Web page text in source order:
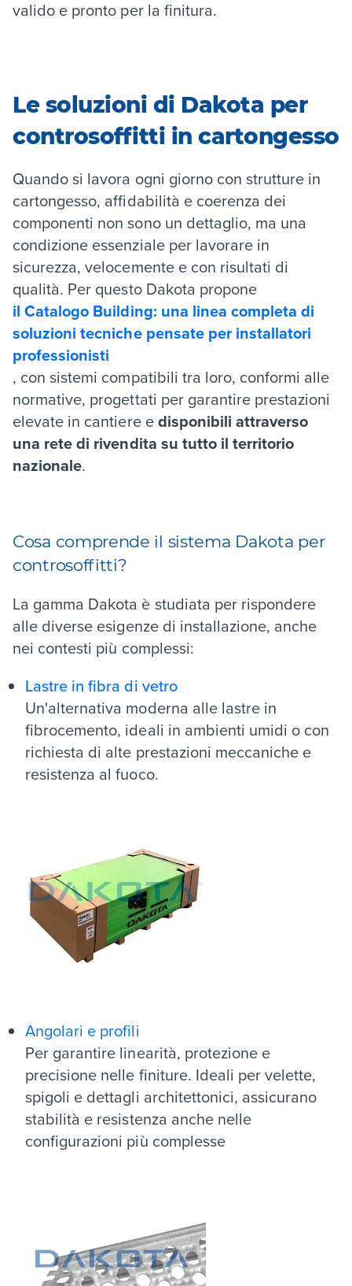
valido e pronto per la finitura.
Le soluzioni di Dakota per
controsoffitti in cartongesso
Quando si lavora ogni giorno con strutture in
cartongesso, affidabilità e coerenza dei
componenti non sono un dettaglio, ma una
condizione essenziale per lavorare in
sicurezza, velocemente e con risultati di
qualità. Per questo Dakota propone
il Catalogo Building: una linea completa di
soluzioni tecniche pensate per installatori
professionisti
, con sistemi compatibili tra loro, conformi alle
normative, progettati per garantire prestazioni
elevate in cantiere edisponibili attraverso
una rete di rivendita su tutto il territorio
nazionale.
Cosa comprende il sistema Dakota per
controsoffitti?
La gamma Dakota è studiata per rispondere
alle diverse esigenze di installazione, anche
nei contesti più complessi:
Lastre in fibra di vetro
Un'alternativa moderna alle lastre in
fibrocemento, ideali in ambienti umidi o con
richiesta di alte prestazioni meccaniche e
resistenza al fuoco.
Angolari e profili
Per garantire linearità, protezione e
precisione nelle finiture. Ideali per velette,
spigoli e dettagli architettonici, assicurano
stabilità e resistenza anche nelle
configurazioni più complesse